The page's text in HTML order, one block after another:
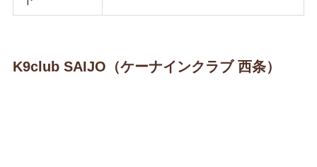
K9club SAIJO（ケーナインクラブ 西条）